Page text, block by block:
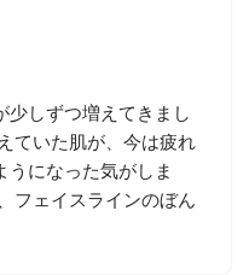
少しずつ増えてきまし
ていた肌が、今は疲れ
うになった気がしま
フェイスラインのぼん